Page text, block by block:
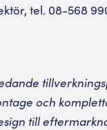
tel. 08-568
och
till